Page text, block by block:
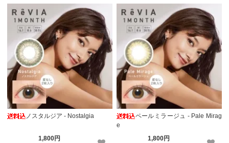
ノスタルジア - Nostalgia
1,800円
ペールミラージュ - Pale Mirag
e
1,800円